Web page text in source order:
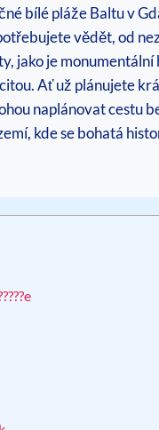
bílé pláže Baltu v
vědět, od
jako je
Ať už plánujete
naplánovat cestu
kde se bohatá